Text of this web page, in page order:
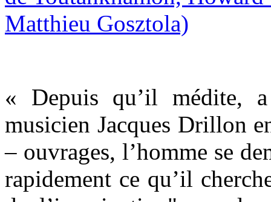
« Depuis qu’il médite,
musicien Jacques Drillon
– ouvrages, l’homme se
rapidement ce qu’il